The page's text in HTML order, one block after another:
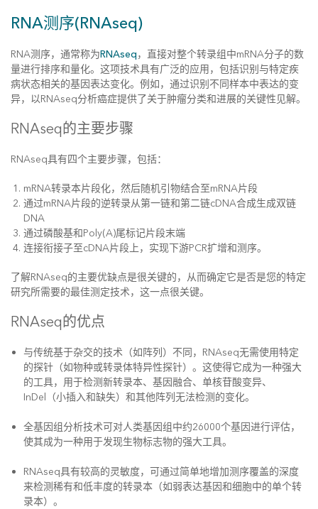
RNA测序(RNAseq)
RNA测序，通常称为RNAseq，直接对整个转录组中mRNA分子的数
量进行排序和量化。这项技术具有广泛的应用，包括识别与特定疾
病状态相关的基因表达变化。例如，通过识别不同样本中表达的变
异，以RNAseq分析癌症提供了关于肿瘤分类和进展的关键性见解。
RNAseq的主要步骤
RNAseq具有四个主要步骤，包括：
mRNA转录本片段化，然后随机引物结合至mRNA片段
通过mRNA片段的逆转录从第一链和第二链cDNA合成生成双链
DNA
通过磷酸基和Poly(A)尾标记片段末端
连接衔接子至cDNA片段上，实现下游PCR扩增和测序。
了解RNAseq的主要优缺点是很关键的，从而确定它是否是您的特定
研究所需要的最佳测定技术，这一点很关键。
RNAseq的优点
与传统基于杂交的技术（如阵列）不同，RNAseq无需使用特定
的探针（如物种或转录体特异性探针）。这使得它成为一种强大
的工具，用于检测新转录本、基因融合、单核苷酸变异、
InDel（小插入和缺失）和其他阵列无法检测的变化。
全基因组分析技术可对人类基因组中约26000个基因进行评估，
使其成为一种用于发现生物标志物的强大工具。
RNAseq具有较高的灵敏度，可通过简单地增加测序覆盖的深度
来检测稀有和低丰度的转录本（如弱表达基因和细胞中的单个转
录本）。